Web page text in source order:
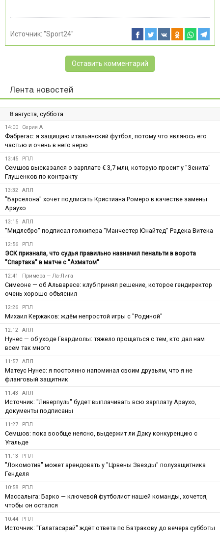
Источник: "Sport24"
Оставить комментарий
Лента новостей
8 августа, суббота
14:00 Серия А
Фабрегас: я защищаю итальянский футбол, потому что являюсь его
частью и очень в него верю
13:45 РПЛ
Семшов высказался о зарплате € 3,7 млн, которую просит у "Зенита"
Глушенков по контракту
13:32 АПЛ
"Барселона" хочет подписать Кристиана Ромеро в качестве замены
Араухо
13:15 АПЛ
"Мидлсбро" подписал голкипера "Манчестер Юнайтед" Радека Витека
12:56 РПЛ
ЭСК признала, что судья правильно назначил пенальти в ворота
"Спартака" в матче с "Ахматом"
12:41 Примера — Ла-Лига
Симеоне — об Альваресе: клуб принял решение, которое гендиректор
очень хорошо объяснил
12:26 РПЛ
Михаил Кержаков: ждём непростой игры с "Родиной"
12:12 АПЛ
Нунес — об уходе Гвардиолы: тяжело прощаться с тем, кто дал нам
всем так много
11:57 АПЛ
Матеус Нунес: я постоянно напоминал своим друзьям, что я не
фланговый защитник
11:43 АПЛ
Источник: "Ливерпуль" будет выплачивать всю зарплату Араухо,
документы подписаны
11:27 РПЛ
Семшов: пока вообще неясно, выдержит ли Даку конкуренцию с
Угальде
11:13 РПЛ
"Локомотив" может арендовать у "Црвены Звезды" полузащитника
Генделя
10:58 РПЛ
Массалыга: Барко — ключевой футболист нашей команды, хочется,
чтобы он остался
10:44 РПЛ
Источник: "Галатасарай" ждёт ответа по Батракову до вечера субботы